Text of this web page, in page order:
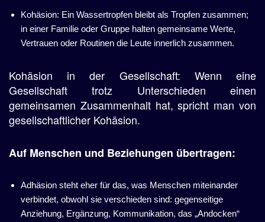
Kohäsion: Ein Wassertropfen bleibt als Tropfen zusammen;
in einer Familie oder Gruppe halten gemeinsame Werte,
Vertrauen oder Routinen die Leute innerlich zusammen.
Kohäsion in der Gesellschaft: Wenn eine
Gesellschaft trotz Unterschieden einen
gemeinsamen Zusammenhalt hat, spricht man von
gesellschaftlicher Kohäsion.
Auf Menschen und Beziehungen übertragen:
Adhäsion steht eher für das, was Menschen miteinander
verbindet, obwohl sie verschieden sind: gegenseitige
Anziehung, Ergänzung, Kommunikation, das „Andocken“